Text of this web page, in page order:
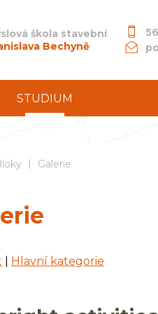
škola stavební
Bechyně
STUDIUM
průmyslová škola stavební
| Galerie
Hlavní kategorie